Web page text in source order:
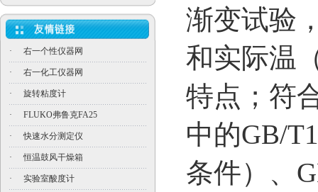
· 右一个性仪器网
· 右一化工仪器网
· 旋转粘度计
· FLUKO弗鲁克FA25
· 快速水分测定仪
· 恒温鼓风干燥箱
· 实验室酸度计
渐变试验
和实际温
特点；符
中的GB/
条件）、